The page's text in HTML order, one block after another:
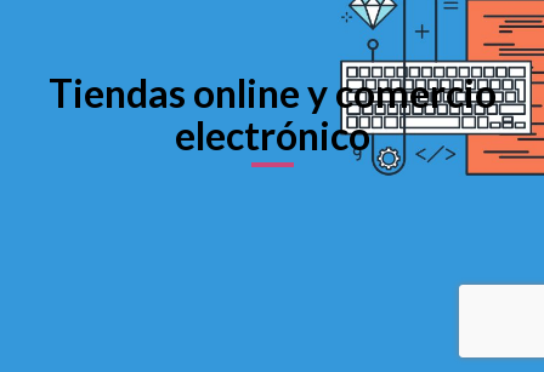
Tiendas online y comercio
electrónico